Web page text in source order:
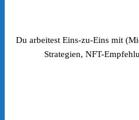
Du arbeitest Eins-zu-Eins mit
Strategien, NFT-